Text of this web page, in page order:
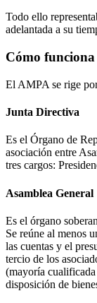
Todo ello
adelantada a su
Cómo
El AMPA se rige
Junta Directiva
Es el Órgano de
asociación entre
tres cargos:
Asamblea General
Es el órgano
Se reúne al menos
las cuentas y el
tercio de los
(mayoría
disposición de